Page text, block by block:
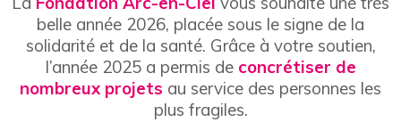
belle année 2026, placée sous le signe de la
solidarité et de la santé. Grâce à votre soutien,
l’année 2025 a permis de concrétiser de
nombreux projets au service des personnes les
plus fragiles.